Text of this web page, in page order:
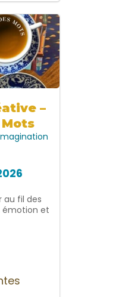
–
au fil des
émotion et